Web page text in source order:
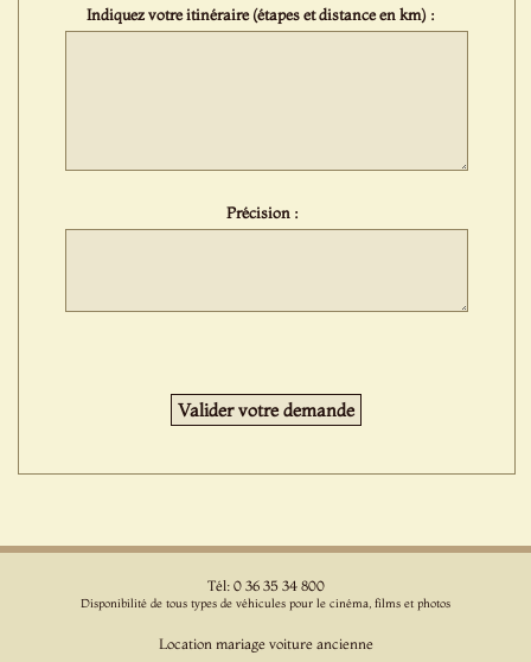
Indiquez votre itinéraire (étapes et distance en km) :
Précision :
Tél: 0 36 35 34 800
Disponibilité de tous types de véhicules pour le cinéma, films et photos
Location mariage voiture ancienne